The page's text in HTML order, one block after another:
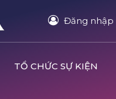
Đăng nhập
TỔ CHỨC SỰ KIỆN